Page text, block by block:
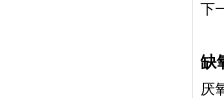
下
缺
厌